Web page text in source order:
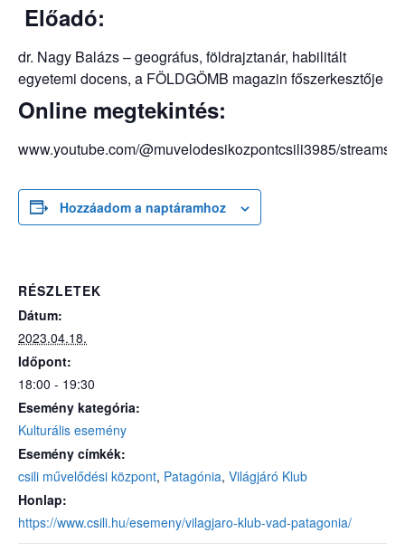
Előadó:
dr. Nagy Balázs – geográfus, földrajztanár, habilitált
egyetemi docens, a FÖLDGÖMB magazin főszerkesztője
Online megtekintés:
www.youtube.com/@muvelodesikozpontcsili3985/streams
Hozzáadom a naptáramhoz
RÉSZLETEK
Dátum:
2023.04.18.
Időpont:
18:00 - 19:30
Esemény kategória:
Kulturális esemény
Esemény címkék:
csili művelődési központ, Patagónia, Világjáró Klub
Honlap:
https://www.csili.hu/esemeny/vilagjaro-klub-vad-patagonia/